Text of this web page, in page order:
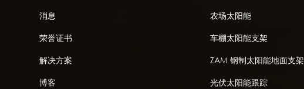
消息
荣誉证书
解决方案
博客
农场太阳能
车棚太阳能支架
ZAM 钢制太阳能地面支架
光伏太阳能跟踪